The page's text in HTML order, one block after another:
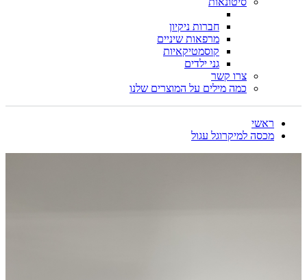
חברות ניקיון
מרפאות שיניים
קוסמטיקאיות
גני ילדים
צרו קשר
כמה מילים על המוצרים שלנו
ראשי
מכסה למיקרוגל עגול